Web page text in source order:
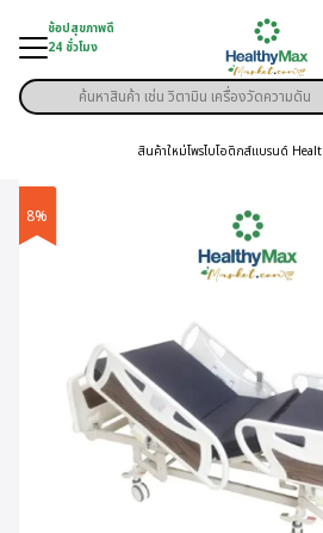
content
ช้อปสุขภาพดี
24 ชั่วโมง
มู่สินค้า
าพเฉพาะคุณ
Products
search
สินค้าใหม่โพรไบโอติกส์แบรนด์
8%